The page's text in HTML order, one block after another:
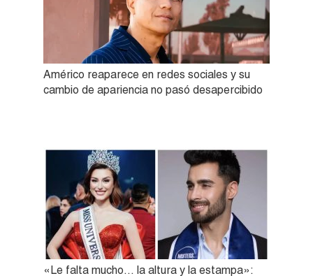
Américo reaparece en redes sociales y su
cambio de apariencia no pasó desapercibido
«Le falta mucho… la altura y la estampa»: